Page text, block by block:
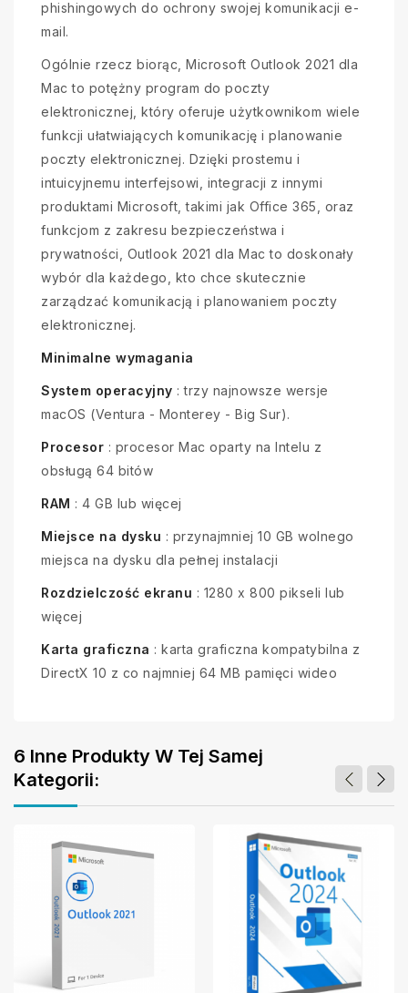
phishingowych do ochrony swojej komunikacji e-
mail.
Ogólnie rzecz biorąc, Microsoft Outlook 2021 dla
Mac to potężny program do poczty
elektronicznej, który oferuje użytkownikom wiele
funkcji ułatwiających komunikację i planowanie
poczty elektronicznej. Dzięki prostemu i
intuicyjnemu interfejsowi, integracji z innymi
produktami Microsoft, takimi jak Office 365, oraz
funkcjom z zakresu bezpieczeństwa i
prywatności, Outlook 2021 dla Mac to doskonały
wybór dla każdego, kto chce skutecznie
zarządzać komunikacją i planowaniem poczty
elektronicznej.
Minimalne wymagania
System operacyjny : trzy najnowsze wersje
macOS (Ventura - Monterey - Big Sur).
Procesor : procesor Mac oparty na Intelu z
obsługą 64 bitów
RAM : 4 GB lub więcej
Miejsce na dysku : przynajmniej 10 GB wolnego
miejsca na dysku dla pełnej instalacji
Rozdzielczość ekranu : 1280 x 800 pikseli lub
więcej
Karta graficzna : karta graficzna kompatybilna z
DirectX 10 z co najmniej 64 MB pamięci wideo
6 Inne Produkty W Tej Samej
Kategorii: